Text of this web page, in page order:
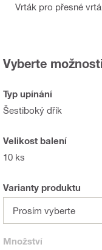
Vrták pro přesné
Vyberte možnosti
Typ upínání
Šestiboký dřík
Velikost balení
10 ks
Varianty produktu
Prosím vyberte
Množství